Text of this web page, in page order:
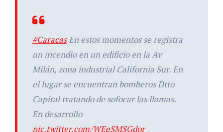
#CaracasEn estos momentos se registra
un incendio en un edificio en la Av
Milán, zona industrial California Sur. En
el lugar se encuentran bomberos Dtto
Capital tratando de sofocar las llamas.
En desarrollo
pic.twitter.com/WEeSMSGdor